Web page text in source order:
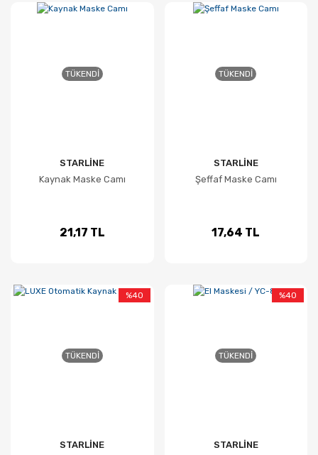
TÜKENDI
STARLİNE
Kaynak Maske Camı
21,17 TL
TÜKENDI
STARLİNE
Şeffaf Maske Camı
17,64 TL
%40
TÜKENDI
STARLİNE
%40
TÜKENDI
STARLİNE